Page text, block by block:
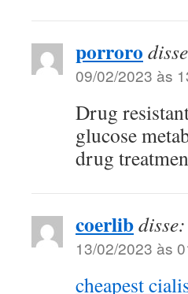
porroro
09/02/2023 às
Drug
glucose
drug
coerlibdisse:
13/02/2023 às
cheapest